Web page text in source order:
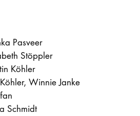
Pasveer
Stöppler
Köhler
Winnie Janke
Schmidt